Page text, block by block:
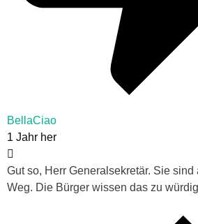
BellaCiao
1 Jahr her
Gut so, Herr Generalsekretär. Sie sind
Weg. Die Bürger wissen das zu